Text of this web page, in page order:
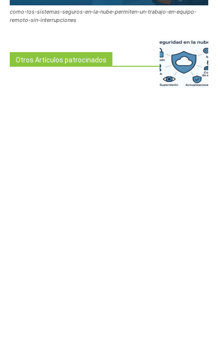
como-los-sistemas-seguros-en-la-nube-permiten-un-trabajo-en-equipo-
remoto-sin-interrupciones
Otros Artículos patrocinados